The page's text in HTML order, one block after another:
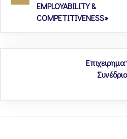
EMPLOYABILITY &
COMPETITIVENESS»